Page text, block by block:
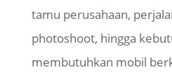
tamu perusahaan,
photoshoot, hingga
membutuhkan mobil